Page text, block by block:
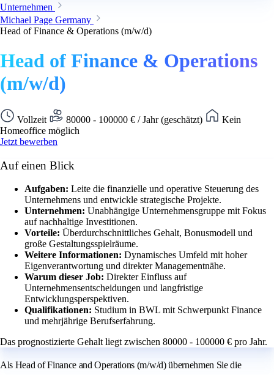
Unternehmen
Michael Page Germany
Head of Finance & Operations (m/w/d)
Head of Finance & Operations
(m/w/d)
Vollzeit 80000 - 100000 € / Jahr (geschätzt)
Kein
Homeoffice möglich
Jetzt bewerben
Auf einen Blick
Aufgaben: Leite die finanzielle und operative Steuerung des
Unternehmens und entwickle strategische Projekte.
Unternehmen: Unabhängige Unternehmensgruppe mit Fokus
auf nachhaltige Investitionen.
Vorteile: Überdurchschnittliches Gehalt, Bonusmodell und
große Gestaltungsspielräume.
Weitere Informationen: Dynamisches Umfeld mit hoher
Eigenverantwortung und direkter Managementnähe.
Warum dieser Job: Direkter Einfluss auf
Unternehmensentscheidungen und langfristige
Entwicklungsperspektiven.
Qualifikationen: Studium in BWL mit Schwerpunkt Finance
und mehrjährige Berufserfahrung.
Das prognostizierte Gehalt liegt zwischen 80000 - 100000 € pro Jahr.
Als Head of Finance and Operations (m/w/d) übernehmen Sie die